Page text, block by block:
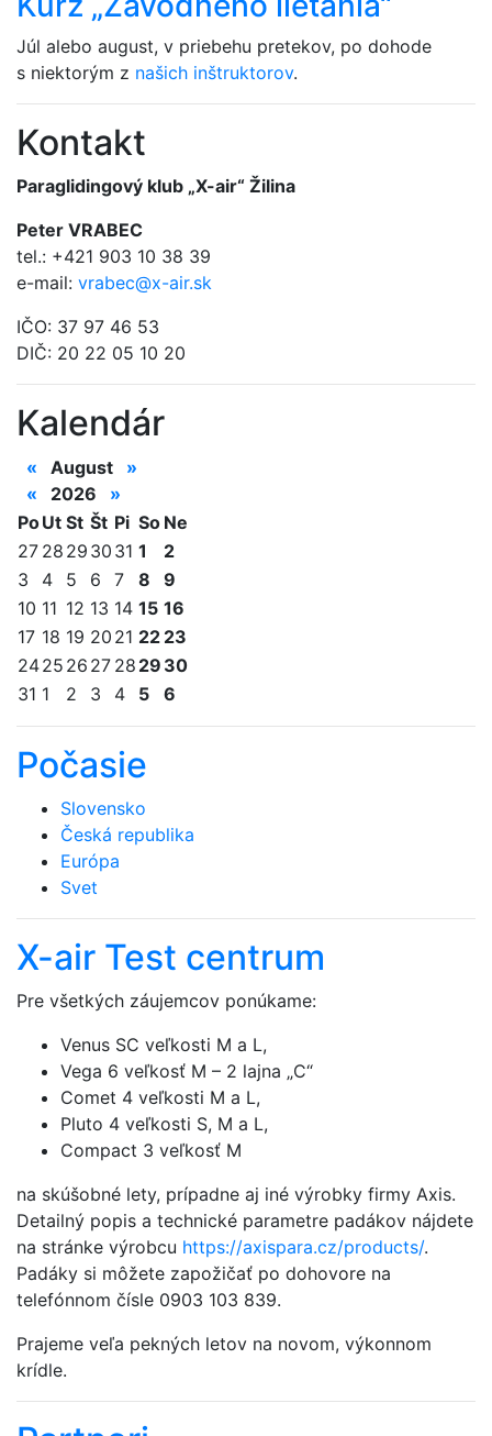
Júl alebo august, v priebehu pretekov, po dohode
s niektorým z našich inštruktorov.
Kontakt
Paraglidingový klub „X-air“ Žilina
Peter VRABEC
tel.: +421 903 10 38 39
e-mail: vrabec@x-air.sk
IČO: 37 97 46 53
DIČ: 20 22 05 10 20
Kalendár
« August
»
«
2026
»
PoUt St Št Pi So Ne
27 28 29 30 31 1
2
3
4 5 6 7 8
9
10 11 12 13 14 15 16
17 18 19 20 21 22 23
2425 26 27 28 29 30
31 1 2 3 4 5 6
Počasie
Slovensko
Česká republika
Európa
Svet
X-air Test centrum
Pre všetkých záujemcov ponúkame:
Venus SC veľkosti M a L,
Vega 6 veľkosť M – 2 lajna „C“
Comet 4 veľkosti M a L,
Pluto 4 veľkosti S, M a L,
Compact 3 veľkosť M
na skúšobné lety, prípadne aj iné výrobky firmy Axis.
Detailný popis a technické parametre padákov nájdete
na stránke výrobcu https://axispara.cz/products/.
Padáky si môžete zapožičať po dohovore na
telefónnom čísle 0903 103 839.
Prajeme veľa pekných letov na novom, výkonnom
krídle.